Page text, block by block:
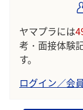
ヤマプラには
考・面接体験記
す。
ログイン／会